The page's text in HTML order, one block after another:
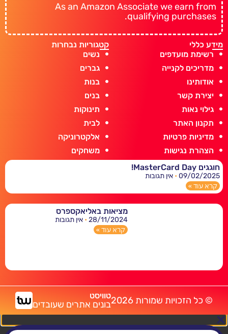
As an Amazon Associate we earn from
qualifying purchases.
מידע כללי
רשימת מועדפים
מדריכים לקנייה
אודותינו
יצירת קשר
גילוי נאות
תקנון האתר
מדיניות פרטיות
הצהרת נגישות
קטגוריות נבחרות
נשים
גברים
בנות
בנים
תינוקות
לבית
אלקטרוניקה
משחקים
חוגגים MasterCard Day!
09/02/2025 אין תגובות
קרא עוד »
מציאות באליאקספרס
28/11/2024 אין תגובות
קרא עוד »
© כל הזכויות שמורות 2026 טוויסט
בונים אתרים שעובדים